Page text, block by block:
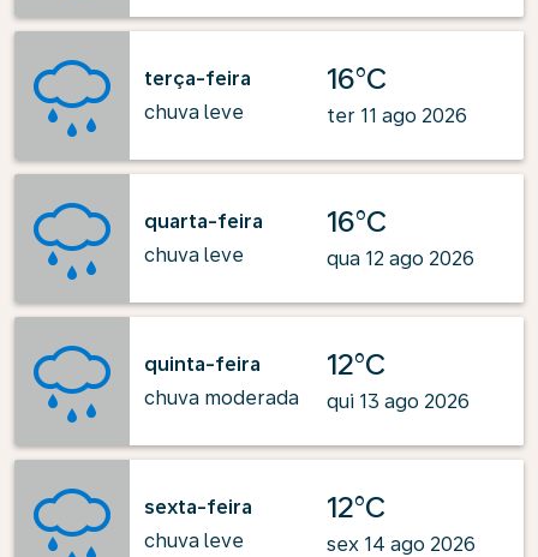
terça-feira
chuva leve
16°C
ter 11 ago 2026
quarta-feira
chuva leve
16°C
qua 12 ago 2026
quinta-feira
chuva moderada
12°C
qui 13 ago 2026
sexta-feira
chuva leve
12°C
sex 14 ago 2026